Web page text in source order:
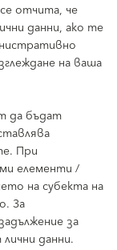
отчита, че
данни, ако те
на ваша
да бъдат
При
елементи /
на субекта на
За
за
данни.